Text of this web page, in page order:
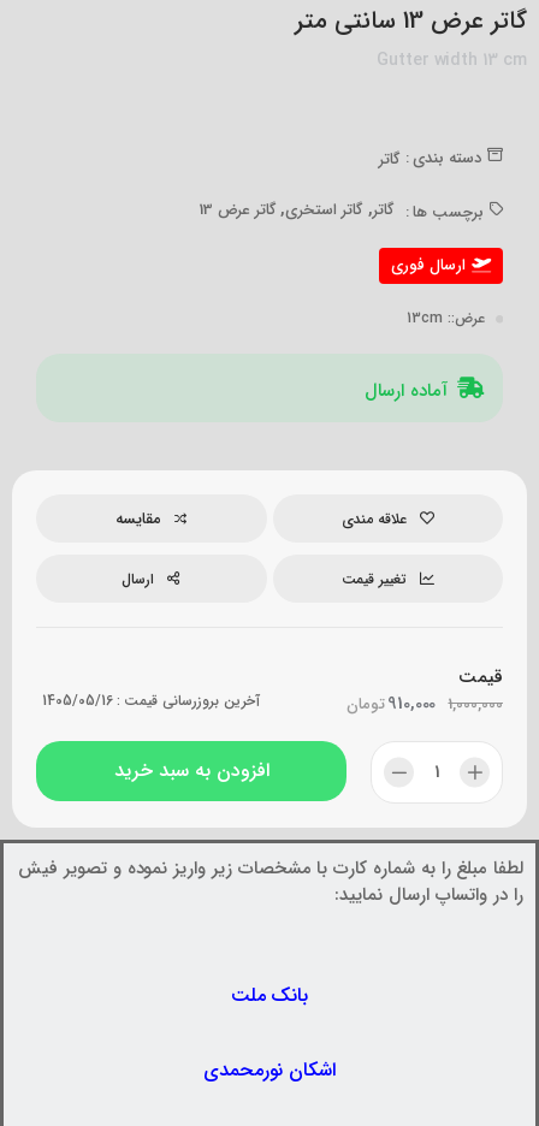
گاتر عرض 13 سانتی متر
Gutter width 13 cm
دسته بندی : گاتر
برچسب ها : گاتر,گاتر استخری,گاتر عرض 13
ارسال فوری
عرض:: 13cm
آماده ارسال
علاقه مندی مقایسه
تغییر قیمت ارسال
قیمت
1,000,000 تومان910,000 آخرین بروزرسانی قیمت :1405/05/16
افزودن به سبد خرید
لطفا مبلغ را به شماره کارت با مشخصات زیر واریز نموده و تصویر فیش
را در واتساپ ارسال نمایید:
بانک ملت
اشکان نورمحمدی